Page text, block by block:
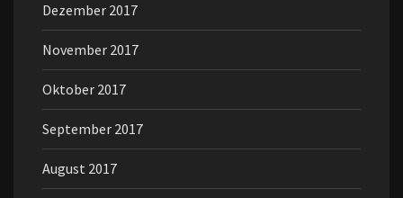
Dezember 2017
November 2017
Oktober 2017
September 2017
August 2017